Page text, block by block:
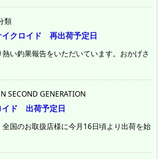
類
クロイド 再出荷予定日
い釣果報告をいただいています。おかげさ
SECOND GENERATION
ド 出荷予定日
のお取扱店様に今月16日頃より出荷を始